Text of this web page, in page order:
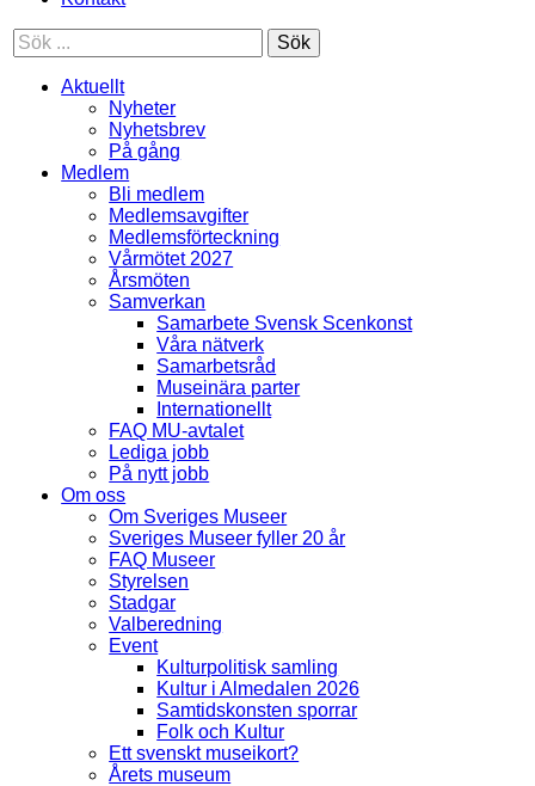
Sök
Aktuellt
Nyheter
Nyhetsbrev
På gång
Medlem
Bli medlem
Medlemsavgifter
Medlemsförteckning
Vårmötet 2027
Årsmöten
Samverkan
Samarbete Svensk Scenkonst
Våra nätverk
Samarbetsråd
Museinära parter
Internationellt
FAQ MU-avtalet
Lediga jobb
På nytt jobb
Om oss
Om Sveriges Museer
Sveriges Museer fyller 20 år
FAQ Museer
Styrelsen
Stadgar
Valberedning
Event
Kulturpolitisk samling
Kultur i Almedalen 2026
Samtidskonsten sporrar
Folk och Kultur
Ett svenskt museikort?
Årets museum